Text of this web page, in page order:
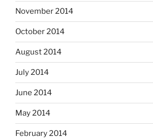
November 2014
October 2014
August 2014
July 2014
June 2014
May 2014
February 2014